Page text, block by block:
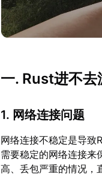
一. Rust进不去
1. 网络连接问题
网络连接不稳定是导致
需要稳定的网络连接来
高、丢包严重的情况，